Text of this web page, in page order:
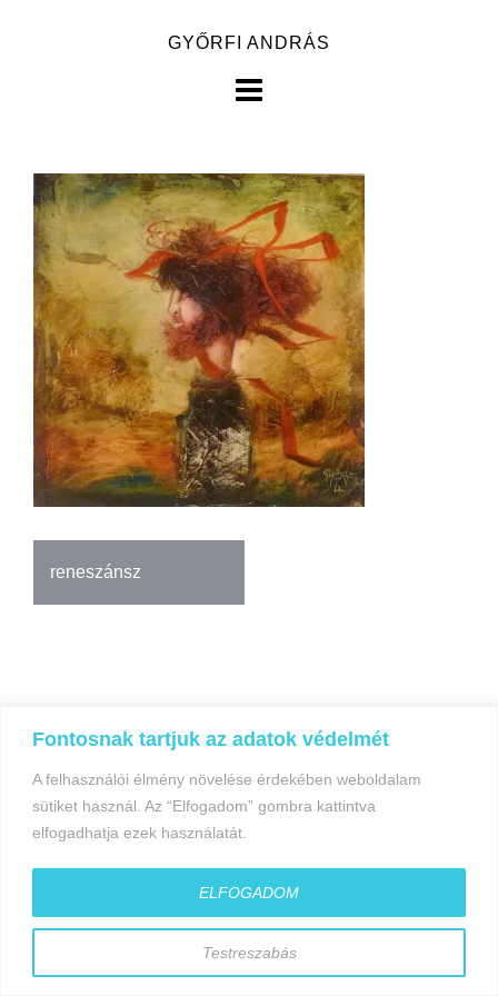
Fontosnak tartjuk az adatok védelmét
A felhasználói élmény növelése érdekében weboldalam
sütiket használ. Az “Elfogadom” gombra kattintva
elfogadhatja ezek használatát.
Testreszabás
ELFOGADOM
GYŐRFI ANDRÁS
Bejegyzés
navigáció
reneszánsz